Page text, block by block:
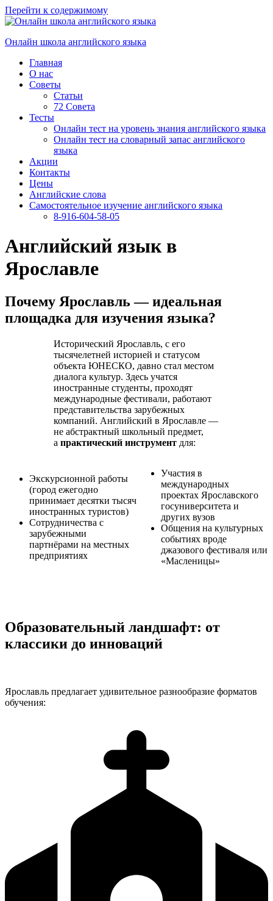
Перейти к содержимому
Онлайн школа английского языка
Главная
О нас
Советы
Статьи
72 Совета
Тесты
Онлайн тест на уровень знания английского языка
Онлайн тест на словарный запас английского
языка
Акции
Контакты
Цены
Английские слова
Самостоятельное изучение английского языка
8-916-604-58-05
Английский язык в
Ярославле
Почему Ярославль — идеальная
площадка для изучения языка?
Исторический Ярославль, с его
тысячелетней историей и статусом
объекта ЮНЕСКО, давно стал местом
диалога культур. Здесь учатся
иностранные студенты, проходят
международные фестивали, работают
представительства зарубежных
компаний. Английский в Ярославле —
не абстрактный школьный предмет,
а практический инструмент для:
Экскурсионной работы
(город ежегодно
принимает десятки тысяч
иностранных туристов)
Сотрудничества с
зарубежными
партнёрами на местных
предприятиях
Участия в
международных
проектах Ярославского
госуниверситета и
других вузов
Общения на культурных
событиях вроде
джазового фестиваля или
«Масленицы»
Образовательный ландшафт: от
классики до инноваций
Ярославль предлагает удивительное разнообразие форматов
обучения: